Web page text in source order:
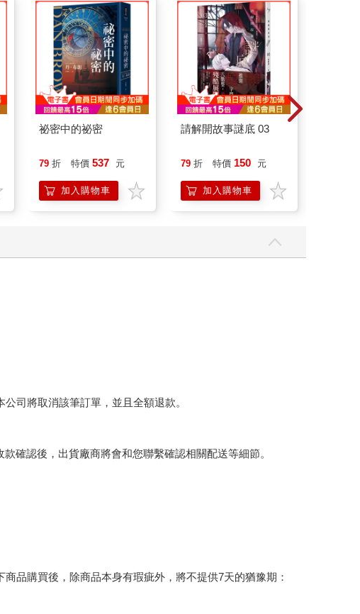
祕密中的祕密
79 折 特價 537 元
加入購物車
請解開故事謎底 03
79 折 特價 150 元
加入購物車
司將取消該筆訂單，並且全額退款。
確認後，出貨廠商將會和您聯繫確認相關配送等細節。
品購買後，除商品本身有瑕疵外，將不提供7天的猶豫期：